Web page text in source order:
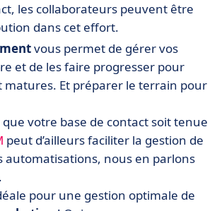
les collaborateurs peuvent être
dans cet effort.
vous permet de gérer vos
et de les faire progresser pour
matures. Et préparer le terrain pour
votre base de contact soit tenue
peut d’ailleurs faciliter la gestion de
automatisations, nous en parlons
pour une gestion optimale de